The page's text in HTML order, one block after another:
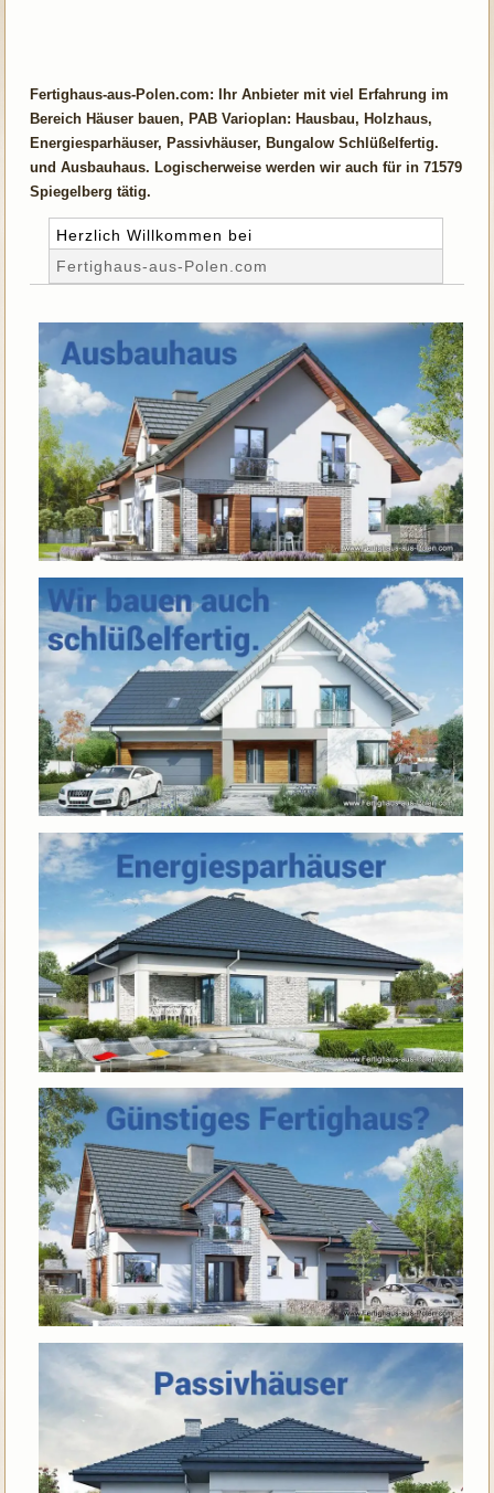
Fertighaus-aus-Polen.com: Ihr Anbieter mit viel Erfahrung im
Bereich Häuser bauen, PAB Varioplan: Hausbau, Holzhaus,
Energiesparhäuser, Passivhäuser, Bungalow Schlüßelfertig.
und Ausbauhaus. Logischerweise werden wir auch für in 71579
Spiegelberg tätig.
Herzlich Willkommen bei
Fertighaus-aus-Polen.com